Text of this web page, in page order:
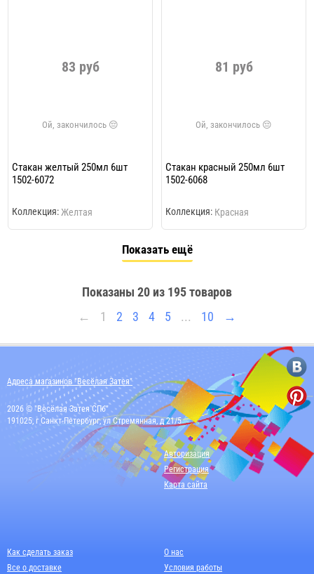
83 руб
Стакан желтый 250мл 6шт
1502-6072
Коллекция: Желтая
81 руб
Стакан красный 250мл 6шт
1502-6068
Коллекция: Красная
Показать ещё
Показаны 20 из 195 товаров
←
1 2 3 4 5 ... 10 →
Адреса магазинов "Весёлая Затея"
2026 © "Весёлая Затея СПб"
191025, г Санкт-Петербург, ул Стремянная, д 21/5
Авторизация
Регистрация
Карта сайта
Как сделать заказ
Все о доставке
О нас
Условия работы